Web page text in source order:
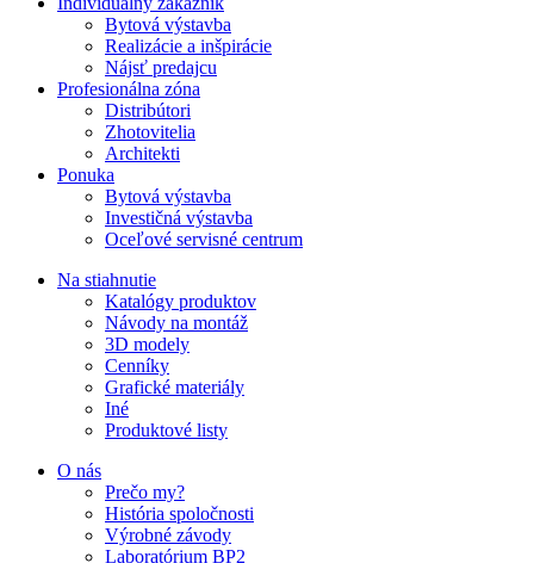
Bytová výstavba
Realizácie a inšpirácie
Nájsť predajcu
Profesionálna zóna
Distribútori
Zhotovitelia
Architekti
Ponuka
Bytová výstavba
Investičná výstavba
Oceľové servisné centrum
Na stiahnutie
Katalógy produktov
Návody na montáž
3D modely
Cenníky
Grafické materiály
Iné
Produktové listy
O nás
Prečo my?
História spoločnosti
Výrobné závody
Laboratórium BP2